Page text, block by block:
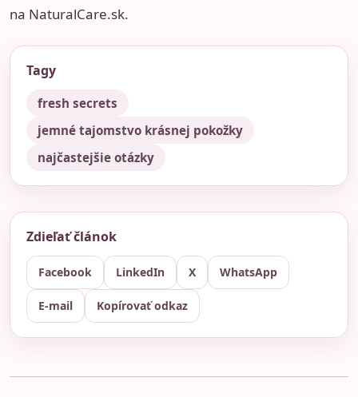
na NaturalCare.sk.
Tagy
fresh secrets
jemné tajomstvo krásnej pokožky
najčastejšie otázky
Zdieľať článok
Facebook LinkedIn X WhatsApp
E-mail Kopírovať odkaz